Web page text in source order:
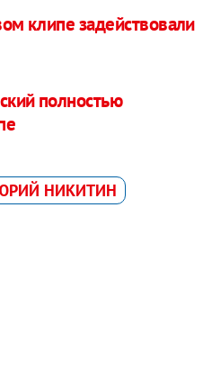
клипе задействовали
полностью
НИКИТИН